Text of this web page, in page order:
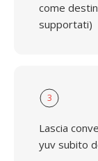
come
supportati)
3
Lascia
yuv subito